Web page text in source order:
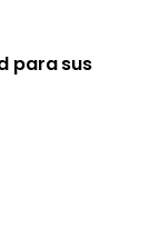
para sus